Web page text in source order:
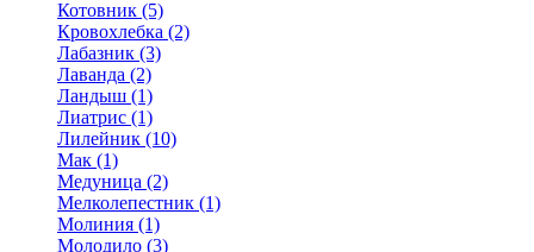
Котовник (5)
Кровохлебка (2)
Лабазник (3)
Лаванда (2)
Ландыш (1)
Лиатрис (1)
Лилейник (10)
Мак (1)
Медуница (2)
Мелколепестник (1)
Молиния (1)
Молодило (3)